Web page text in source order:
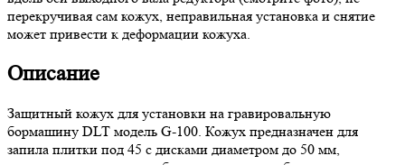
перекручивая сам кожух, неправильная установка и снятие
может привести к деформации кожуха.
Описание
Защитный кожух для установки на гравировальную
бормашину DLT модель G-100. Кожух предназначен для
запила плитки под 45 с дисками диаметром до 50 мм,